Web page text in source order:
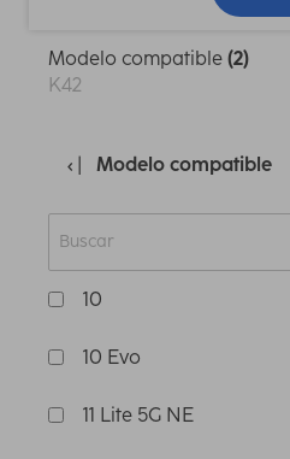
Modelo compatible (2)
K42
Modelo compatible
10
10 Evo
11 Lite 5G NE